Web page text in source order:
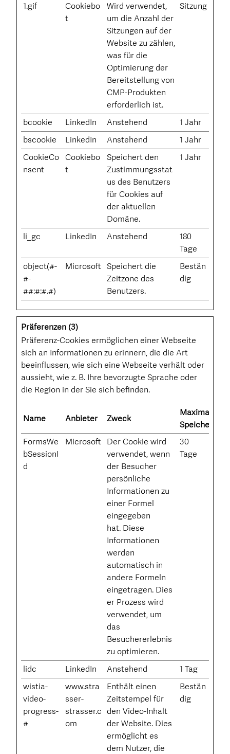
1.gif
Cookiebo
t
Wird verwendet,
um die Anzahl der
Sitzungen auf der
Website zu zählen,
was für die
Optimierung der
Bereitstellung von
CMP-Produkten
erforderlich ist.
Sitzung
bcookie LinkedIn Anstehend
1 Jahr
bscookie
LinkedIn Anstehend
1 Jahr
CookieCo
nsent
Cookiebo
t
Speichert den
Zustimmungsstat
us des Benutzers
für Cookies auf
der aktuellen
Domäne.
1 Jahr
li_gc LinkedIn Anstehend
180
Tage
object(#-
#-
##:#:#.#)
Microsoft Speichert die
Zeitzone des
Benutzers.
Bestän
dig
Präferenzen (3)
Präferenz-Cookies ermöglichen einer Webseite
sich an Informationen zu erinnern, die die Art
beeinflussen, wie sich eine Webseite verhält oder
aussieht, wie z. B. Ihre bevorzugte Sprache oder
die Region in der Sie sich befinden.
Name Anbieter Zweck
Maximale
FormsWe
bSessionI
d
Microsoft Der Cookie wird
verwendet, wenn
der Besucher
persönliche
Informationen zu
einer Formel
eingegeben
hat. Diese
Informationen
werden
automatisch in
andere Formeln
eingetragen. Dies
er Prozess wird
verwendet, um
das
Besuchererlebnis
zu optimieren.
30
Tage
lidc LinkedIn Anstehend
1 Tag
wistia-
video-
progress-
#
www.stra
sser-
strasser.c
om
Enthält einen
Zeitstempel für
den Video-Inhalt
der Website. Dies
ermöglicht es
dem Nutzer, die
Bestän
dig